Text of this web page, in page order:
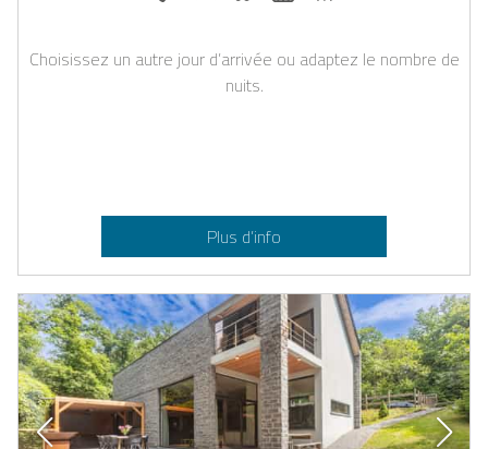
Choisissez un autre jour d’arrivée ou adaptez le nombre de
nuits.
Plus d’info